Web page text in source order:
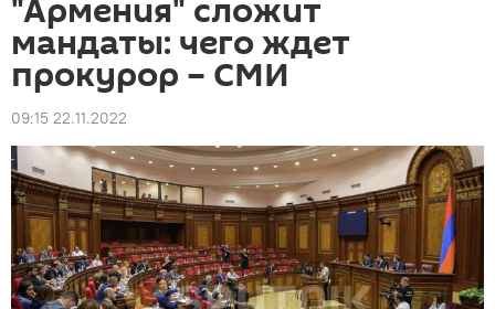
"Армения" сложит
мандаты: чего ждет
прокурор – СМИ
09:15 22.11.2022